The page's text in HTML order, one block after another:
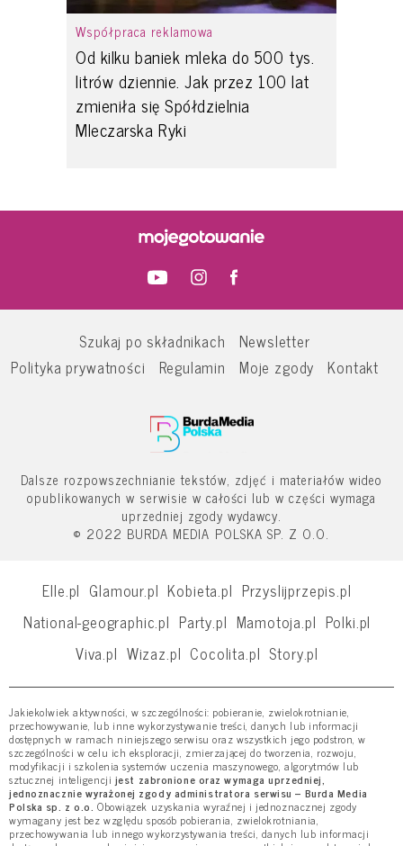
Współpraca reklamowa
Od kilku baniek mleka do 500 tys.
litrów dziennie. Jak przez 100 lat
zmieniła się Spółdzielnia
Mleczarska Ryki
Szukaj po składnikach
Newsletter
Polityka prywatności
Regulamin Moje zgody Kontakt
Dalsze rozpowszechnianie tekstów, zdjęć i materiałów wideo
opublikowanych w serwisie w całości lub w części wymaga
uprzedniej zgody wydawcy.
© 2022 BURDA MEDIA POLSKA SP. Z O.O.
Elle.pl Glamour.pl Kobieta.pl Przyslijprzepis.pl
National-geographic.pl Party.pl Mamotoja.pl Polki.pl
Viva.pl Wizaz.pl Cocolita.pl Story.pl
Jakiekolwiek aktywności, w szczególności: pobieranie, zwielokrotnianie,
przechowywanie, lub inne wykorzystywanie treści, danych lub informacji
dostępnych w ramach niniejszego serwisu oraz wszystkich jego podstron, w
szczególności w celu ich eksploracji, zmierzającej do tworzenia, rozwoju,
modyfikacji i szkolenia systemów uczenia maszynowego, algorytmów lub
sztucznej inteligencji jest zabronione oraz wymaga uprzedniej,
jednoznacznie wyrażonej zgody administratora serwisu – Burda Media
Polska sp. z o.o. Obowiązek uzyskania wyraźnej i jednoznacznej zgody
wymagany jest bez względu sposób pobierania, zwielokrotniania,
przechowywania lub innego wykorzystywania treści, danych lub informacji